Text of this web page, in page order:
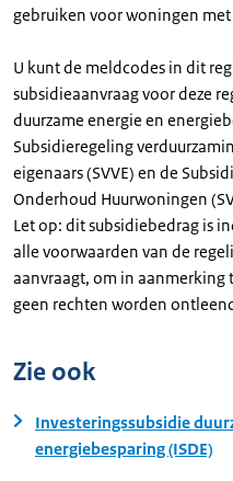
gebruiken voor woningen
U kunt de meldcodes in dit
subsidieaanvraag voor deze
duurzame energie en
Subsidieregeling
eigenaars (SVVE) en de
Onderhoud Huurwoningen
Let op: dit subsidiebedrag is
alle voorwaarden van de
aanvraagt, om in aanmerking
geen rechten worden
Zie ook
Investeringssubsidie
energiebesparing (ISDE)